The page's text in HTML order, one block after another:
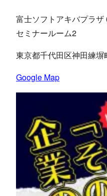
富士ソフトアキバプラザ
セミナールーム2
東京都千代田区神田練塀
Google Map